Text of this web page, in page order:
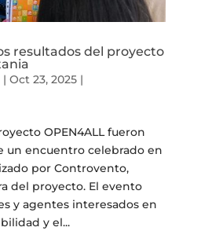
resultados del proyecto
| Oct 23, 2025|
OPEN4ALL fueron
un encuentro celebrado en
por Controvento,
del proyecto. El evento
y agentes interesados en
y el...